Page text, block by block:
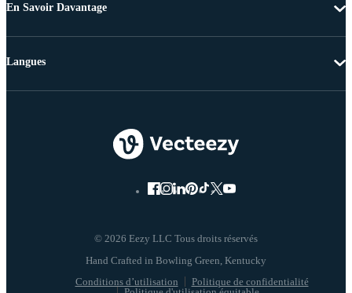
En Savoir Davantage
© 2026 Eezy LLC Tous droits réservés
Conditions d’utilisation
Politique de confidentialité
Langues